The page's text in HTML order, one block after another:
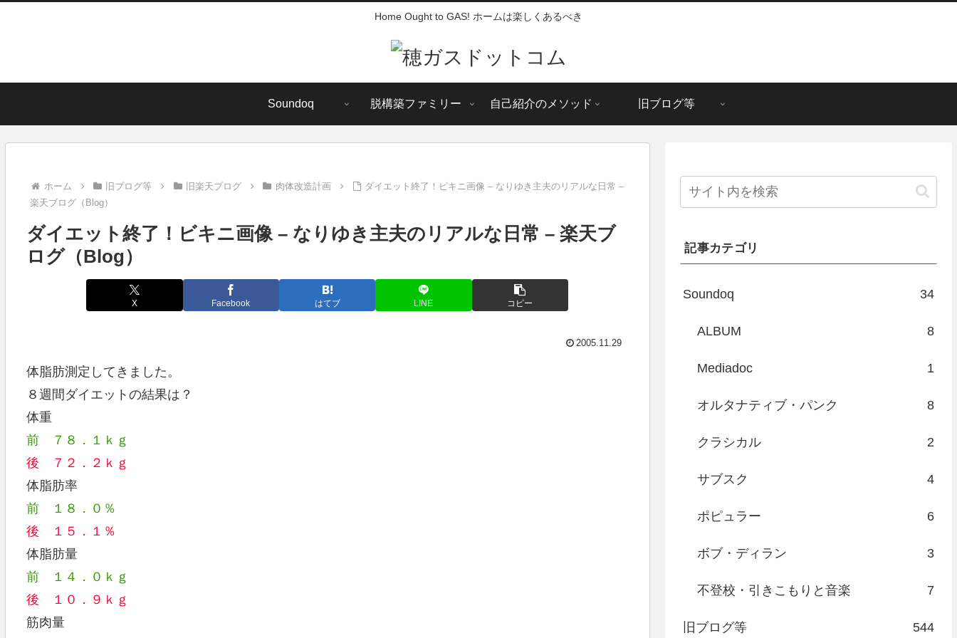
Home Ought to GAS! ホームは楽しくあるべき
Soundoq 脱構築ファミリー 自己紹介のメソッド 旧ブログ等
ホーム 旧ブログ等 旧楽天ブログ 肉体改造計画
ダイエット終了！ビキニ画像 – なりゆき主夫のリアルな日常 –
楽天ブログ（Blog）
ダイエット終了！ビキニ画像 – なりゆき主夫のリアルな日常 – 楽天ブ
ログ（Blog）
X Facebook はてブ LINE コピー
2005.11.29
体脂肪測定してきました。
８週間ダイエットの結果は？
体重
前 ７８．１ｋｇ
後 ７２．２ｋｇ
体脂肪率
前 １８．０％
後 １５．１％
体脂肪量
前 １４．０ｋｇ
後 １０．９ｋｇ
筋肉量
記事カテゴリ
Soundoq 34
ALBUM 8
Mediadoc 1
オルタナティブ・パンク 8
クラシカル 2
サブスク 4
ポピュラー 6
ボブ・ディラン 3
不登校・引きこもりと音楽 7
旧ブログ等 544